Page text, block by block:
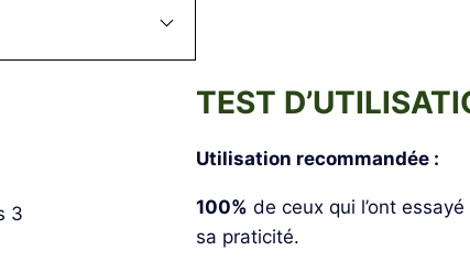
TEST
Utilisation recommandée :
100% de ceux qui l’ont
sa praticité.